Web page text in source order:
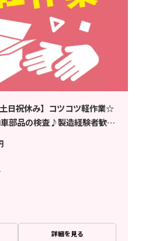
日祝休み】コツコツ軽作業☆
部品の検査♪製造経験者歓迎
詳細を見る